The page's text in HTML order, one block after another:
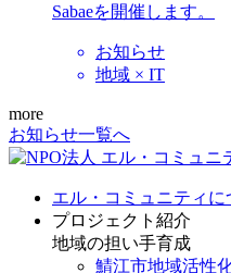
Sabaeを開催します。
お知らせ
地域 × IT
more
お知らせ一覧へ
エル・コミュニティに
プロジェクト紹介
地域の担い手育成
鯖江市地域活性